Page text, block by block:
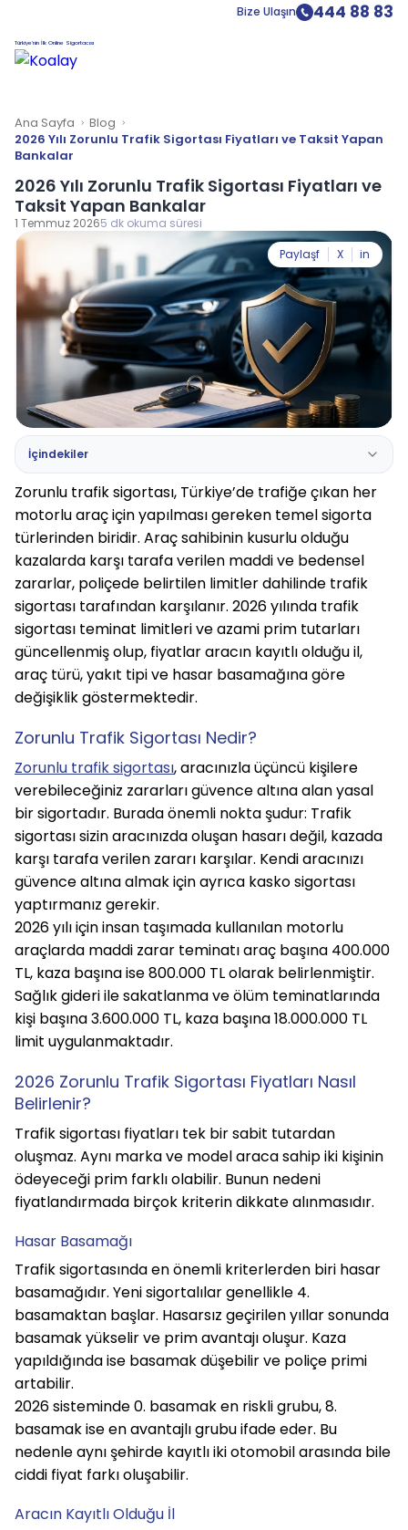
Bize Ulaşın 444 88 83
Türkiye’nin İlk Online Sigortacısı
Ana Sayfa
Blog
2026 Yılı Zorunlu Trafik Sigortası Fiyatları ve Taksit Yapan
Bankalar
2026 Yılı Zorunlu Trafik Sigortası Fiyatları ve
Taksit Yapan Bankalar
1 Temmuz 20265 dk okuma süresi
Paylaşf X in
İçindekiler
Zorunlu trafik sigortası, Türkiye’de trafiğe çıkan her
motorlu araç için yapılması gereken temel sigorta
türlerinden biridir. Araç sahibinin kusurlu olduğu
kazalarda karşı tarafa verilen maddi ve bedensel
zararlar, poliçede belirtilen limitler dahilinde trafik
sigortası tarafından karşılanır. 2026 yılında trafik
sigortası teminat limitleri ve azami prim tutarları
güncellenmiş olup, fiyatlar aracın kayıtlı olduğu il,
araç türü, yakıt tipi ve hasar basamağına göre
değişiklik göstermektedir.
Zorunlu Trafik Sigortası Nedir?
Zorunlu trafik sigortası, aracınızla üçüncü kişilere
verebileceğiniz zararları güvence altına alan yasal
bir sigortadır. Burada önemli nokta şudur: Trafik
sigortası sizin aracınızda oluşan hasarı değil, kazada
karşı tarafa verilen zararı karşılar. Kendi aracınızı
güvence altına almak için ayrıca kasko sigortası
yaptırmanız gerekir.
2026 yılı için insan taşımada kullanılan motorlu
araçlarda maddi zarar teminatı araç başına 400.000
TL, kaza başına ise 800.000 TL olarak belirlenmiştir.
Sağlık gideri ile sakatlanma ve ölüm teminatlarında
kişi başına 3.600.000 TL, kaza başına 18.000.000 TL
limit uygulanmaktadır.
2026 Zorunlu Trafik Sigortası Fiyatları Nasıl
Belirlenir?
Trafik sigortası fiyatları tek bir sabit tutardan
oluşmaz. Aynı marka ve model araca sahip iki kişinin
ödeyeceği prim farklı olabilir. Bunun nedeni
fiyatlandırmada birçok kriterin dikkate alınmasıdır.
Hasar Basamağı
Trafik sigortasında en önemli kriterlerden biri hasar
basamağıdır. Yeni sigortalılar genellikle 4.
basamaktan başlar. Hasarsız geçirilen yıllar sonunda
basamak yükselir ve prim avantajı oluşur. Kaza
yapıldığında ise basamak düşebilir ve poliçe primi
artabilir.
2026 sisteminde 0. basamak en riskli grubu, 8.
basamak ise en avantajlı grubu ifade eder. Bu
nedenle aynı şehirde kayıtlı iki otomobil arasında bile
ciddi fiyat farkı oluşabilir.
Aracın Kayıtlı Olduğu İl